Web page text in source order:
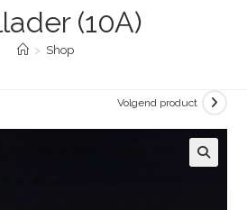
(10A)
> Shop
Volgend product